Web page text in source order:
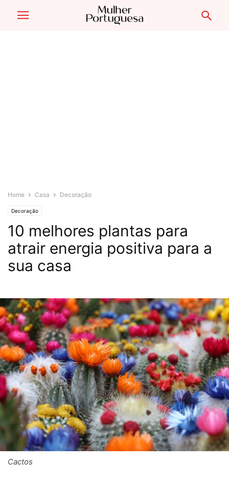
Home Casa Decoração
Decoração
10 melhores plantas para
atrair energia positiva para a
sua casa
Cactos